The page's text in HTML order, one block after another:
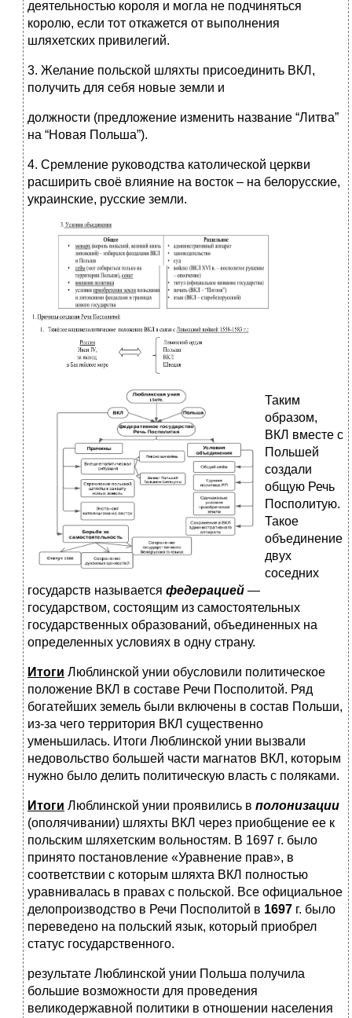
деятельностью короля и могла не подчиняться
королю, если тот откажется от выполнения
шляхетских привилегий.
3. Желание польской шляхты присоединить ВКЛ,
получить для себя новые земли и
должности (предложение изменить название “Литва”
на “Новая Польша”).
4. Сремление руководства католической церкви
расширить своё влияние на восток – на белорусские,
украинские, русские земли.
Таким
образом,
ВКЛ вместе с
Польшей
создали
общую Речь
Посполитую.
Такое
объединение
двух
соседних
государств называется федерацией —
государством, состоящим из самостоятельных
государственных образований, объединенных на
определенных условиях в одну страну.
Итоги Люблинской унии обусловили политическое
положение ВКЛ в составе Речи Посполитой. Ряд
богатейших земель были включены в состав Польши,
из-за чего территория ВКЛ существенно
уменьшилась. Итоги Люблинской унии вызвали
недовольство большей части магнатов ВКЛ, которым
нужно было делить политическую власть с поляками.
Итоги Люблинской унии проявились в полонизации
(ополячивании) шляхты ВКЛ через приобщение ее к
польским шляхетским вольностям. В 1697 г. было
принято постановление «Уравнение прав», в
соответствии с которым шляхта ВКЛ полностью
уравнивалась в правах с польской. Все официальное
делопроизводство в Речи Посполитой в 1697 г. было
переведено на польский язык, который приобрел
статус государственного.
результате Люблинской унии Польша получила
большие возможности для проведения
великодержавной политики в отношении населения